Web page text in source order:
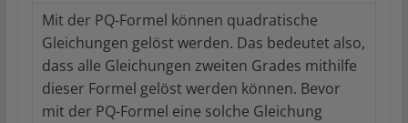
Mit der PQ-Formel können quadratische
Gleichungen gelöst werden. Das bedeutet also,
dass alle Gleichungen zweiten Grades mithilfe
dieser Formel gelöst werden können. Bevor
mit der PQ-Formel eine solche Gleichung